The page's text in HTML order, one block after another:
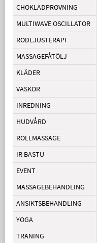
CHOKLADPROVNING
MULTIWAVE OSCILLATOR
RÖDLJUSTERAPI
MASSAGEFÅTÖLJ
KLÄDER
VÄSKOR
INREDNING
HUDVÅRD
ROLLMASSAGE
IR BASTU
EVENT
MASSAGEBEHANDLING
ANSIKTSBEHANDLING
YOGA
TRÄNING